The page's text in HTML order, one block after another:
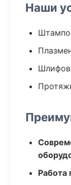
Наши
Работа